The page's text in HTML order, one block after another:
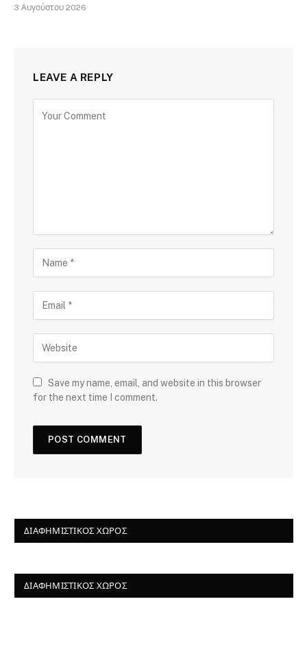
3 Αυγούστου 2026
LEAVE A REPLY
Save my name, email, and website in this browser
for the next time I comment.
ΔΙΑΦΗΜΙΣΤΙΚΌΣ ΧΏΡΟΣ
ΔΙΑΦΗΜΙΣΤΙΚΌΣ ΧΏΡΟΣ